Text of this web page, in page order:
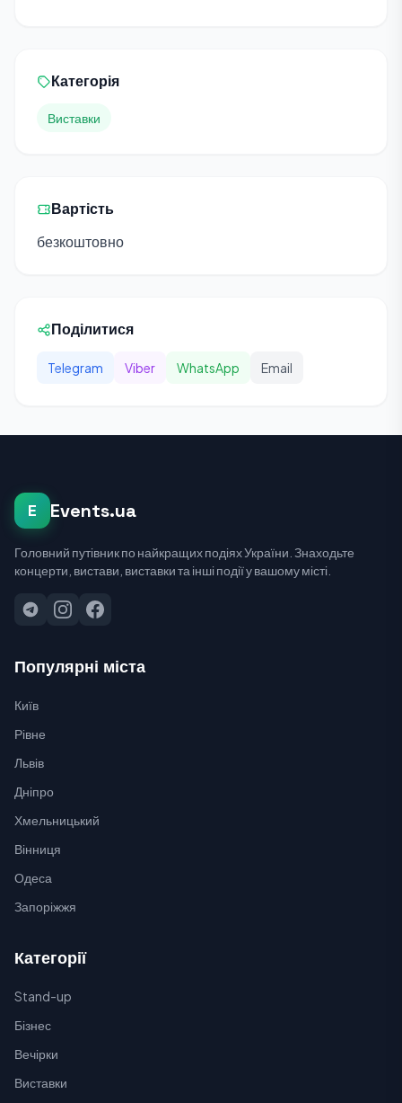
Категорія
Виставки
Вартість
безкоштовно
Поділитися
Telegram Viber WhatsApp Email
E Events.ua
Головний путівник по найкращих подіях України. Знаходьте
концерти, вистави, виставки та інші події у вашому місті.
Популярні міста
Київ
Рівне
Львів
Дніпро
Хмельницький
Вінниця
Одеса
Запоріжжя
Категорії
Stand-up
Бізнес
Вечірки
Виставки